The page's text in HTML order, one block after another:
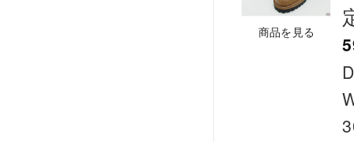
商品を見る